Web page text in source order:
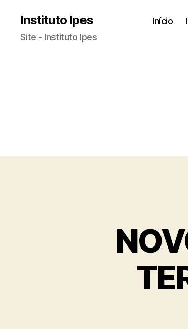
Instituto Ipes
Site - Instituto Ipes
Início